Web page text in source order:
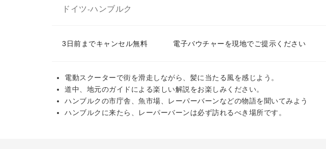
ドイツ-ハンブルク
3日前までキャンセル無料 電子バウチャーを現地でご提示ください
電動スクーターで街を滑走しながら、髪に当たる風を感じよう。
道中、地元のガイドによる楽しい解説をお楽しみください。
ハンブルクの市庁舎、魚市場、レーパーバーンなどの物語を聞いてみよう
ハンブルクに来たら、レーパーバーンは必ず訪れるべき場所です。